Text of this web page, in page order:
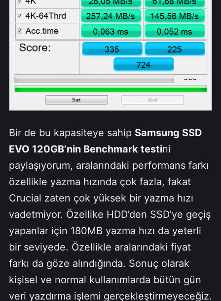
Bir de bu kapasiteye sahip Samsung SSD
EVO 120GB’nin Benchmark testini
paylaşıyorum, aralarındaki performans farkı
özellikle yazma hızında çok fazla, fakat
Crucial zaten çok yüksek bir yazma hızı
vadetmiyor. Özellike HDD’den SSD’ye geçiş
yapanlar için 180MB yazma hızı da yeterli
bir seviyede. Özellikle aralarındaki fiyat
farkı da göze alındığında. Sonuç olarak
kişisel ve normal kullanımlarda bütün gün
veri yazdırma işlemi gerçekleştirmeyeceğiz.